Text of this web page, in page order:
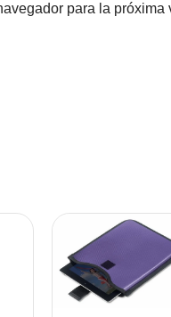
para la próxima